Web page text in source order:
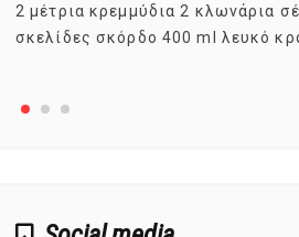
2 μέτρια κρεμμύδια 2 κλωνάρια
σκελίδες σκόρδο 400 ml λευκό